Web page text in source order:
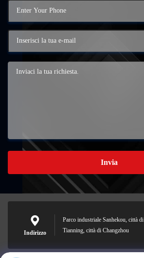
Invia
Indirizzo
Parco industriale Sanhekou, città
Tianning, città di Changzhou